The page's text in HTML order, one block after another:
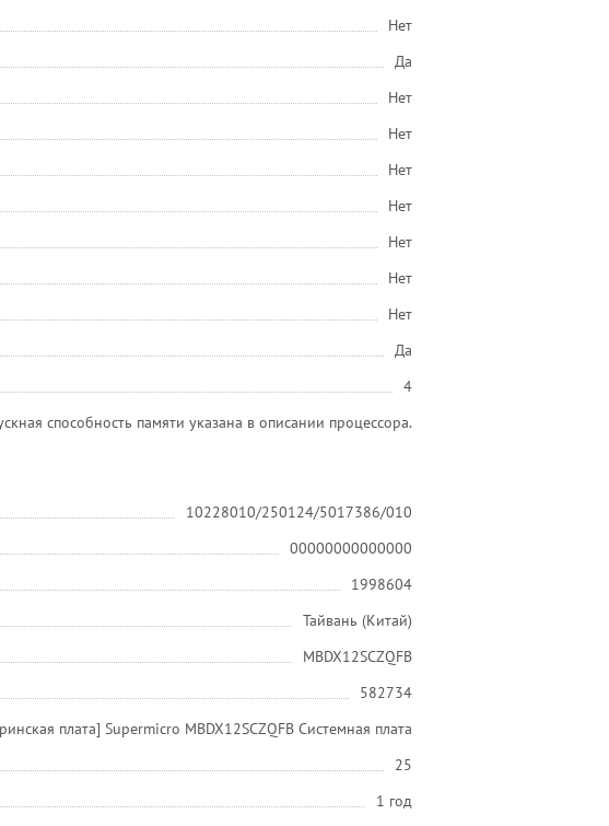
Нет
Да
Нет
Нет
Нет
Нет
Нет
Нет
Нет
Да
4
способность памяти указана в описании процессора.
10228010/250124/5017386/010
00000000000000
1998604
Тайвань (Китай)
MBDX12SCZQFB
582734
плата] Supermicro MBDX12SCZQFB Системная плата
25
1 год